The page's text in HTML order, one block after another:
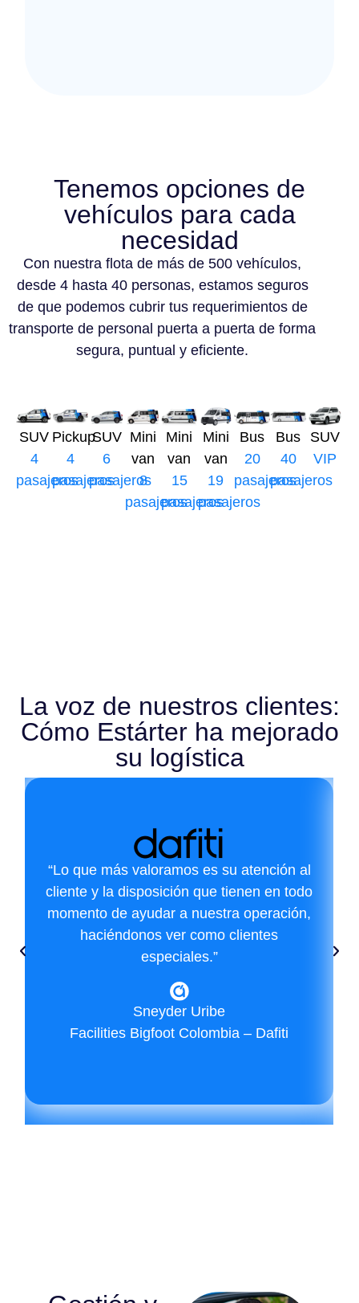
Tenemos opciones de
vehículos para cada
necesidad
Con nuestra flota de más de 500 vehículos,
desde 4 hasta 40 personas, estamos seguros
de que podemos cubrir tus requerimientos de
transporte de personal puerta a puerta de forma
segura, puntual y eficiente.
SUV
4
pasajeros
Pickup
4
pasajeros
SUV
6
pasajeros
Mini
van
8
pasajeros
Mini
van
15
pasajeros
Mini
van
19
pasajeros
Bus
20
pasajeros
Bus
40
pasajeros
SUV
VIP
La voz de nuestros clientes:
Cómo Estárter ha mejorado
su logística
“Lo que más valoramos es su atención al
cliente y la disposición que tienen en todo
momento de ayudar a nuestra operación,
haciéndonos ver como clientes
especiales.”
Sneyder Uribe
Facilities Bigfoot Colombia – Dafiti